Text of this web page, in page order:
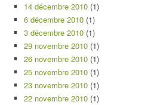
14 décembre 2010 (1)
6 décembre 2010 (1)
3 décembre 2010 (1)
29 novembre 2010 (1)
26 novembre 2010 (1)
25 novembre 2010 (1)
23 novembre 2010 (1)
22 novembre 2010 (1)